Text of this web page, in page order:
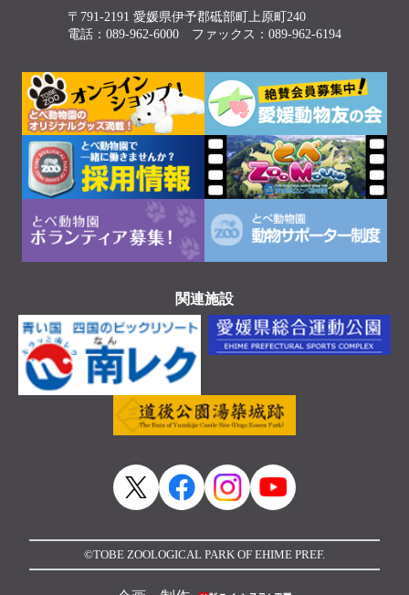
〒791-2191 愛媛県伊予郡砥部町上原町240
電話：089-962-6000 ファックス：089-962-6194
関連施設
©TOBE ZOOLOGICAL PARK OF EHIME PREF.